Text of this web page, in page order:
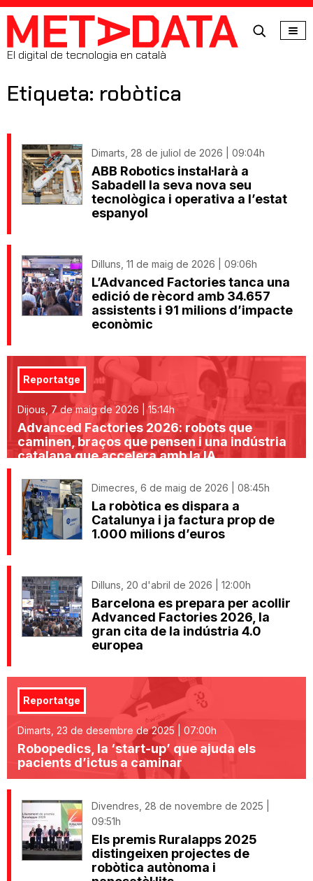
MetaData
El digital de tecnologia en català
Etiqueta: robòtica
Dimarts, 28 de juliol de 2026 | 09:04h
ABB Robotics instal·larà a
Sabadell la seva nova seu
tecnològica i operativa a l’estat
espanyol
Dilluns, 11 de maig de 2026 | 09:06h
L’Advanced Factories tanca una
edició de rècord amb 34.657
assistents i 91 milions d’impacte
econòmic
Reportatge
Dijous, 7 de maig de 2026 | 15:14h
Advanced Factories 2026: robots que
caminen, braços que pensen i una indústria
catalana que accelera amb la IA
Dimecres, 6 de maig de 2026 | 08:45h
La robòtica es dispara a
Catalunya i ja factura prop de
1.000 milions d’euros
Dilluns, 20 d'abril de 2026 | 12:00h
Barcelona es prepara per acollir
Advanced Factories 2026, la
gran cita de la indústria 4.0
europea
Reportatge
Dimarts, 23 de desembre de 2025 | 07:00h
Robopedics, la ‘start-up’ que ajuda els
pacients d’ictus a caminar
Divendres, 28 de novembre de 2025 |
09:51h
Els premis Ruralapps 2025
distingeixen projectes de
robòtica autònoma i